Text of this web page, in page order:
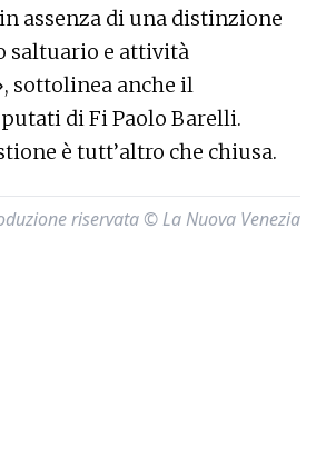
assenza di una distinzione
saltuario e attività
sottolinea anche il
di Fi Paolo Barelli.
è tutt’altro che chiusa.
riservata © La Nuova Venezia